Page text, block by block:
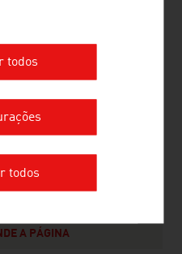
A PÁGINA
todos
todos